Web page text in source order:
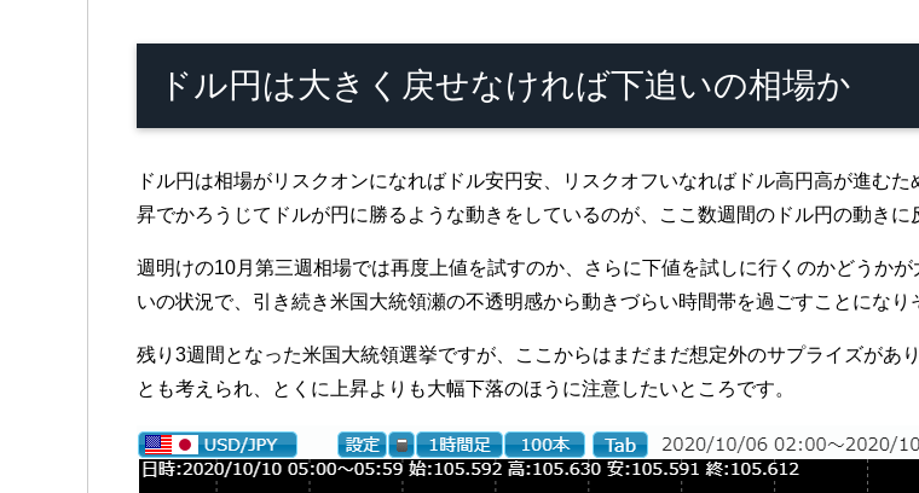
ドル円は大きく戻せなければ下追いの相場か
ドル円は相場がリスクオンになればドル安円安、リスクオフいなればドル高円高が進む
昇でかろうじてドルが円に勝るような動きをしているのが、ここ数週間のドル円の動きに
週明けの10月第三週相場では再度上値を試すのか、さらに下値を試しに行くのかどうか
いの状況で、引き続き米国大統領瀬の不透明感から動きづらい時間帯を過ごすことになり
残り3週間となった米国大統領選挙ですが、ここからはまだまだ想定外のサプライズがあ
とも考えられ、とくに上昇よりも大幅下落のほうに注意したいところです。